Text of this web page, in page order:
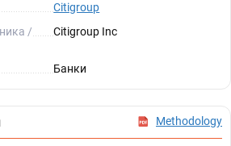
Citigroup
/
Citigroup Inc
Банки
Methodology